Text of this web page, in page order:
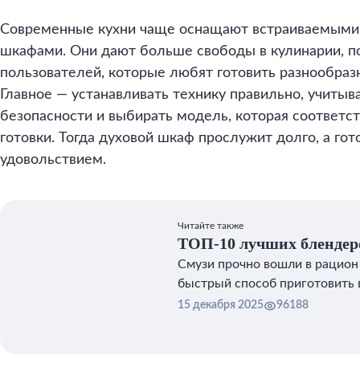
Современные кухни чаще оснащают встраиваемыми
шкафами. Они дают больше свободы в кулинарии,
пользователей, которые любят готовить
Главное — устанавливать технику правильно,
безопасности и выбирать модель, которая
готовки. Тогда духовой шкаф прослужит долго, а
удовольствием.
Читайте также
ТОП-10 лучших
Смузи прочно вошли в
быстрый способ
напиток, сохранив максимум
15 декабря 2025 96188